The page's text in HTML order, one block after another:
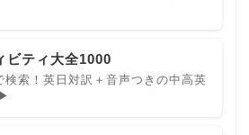
ビティ大全1000
検索！英日対訳＋音声つきの中高英